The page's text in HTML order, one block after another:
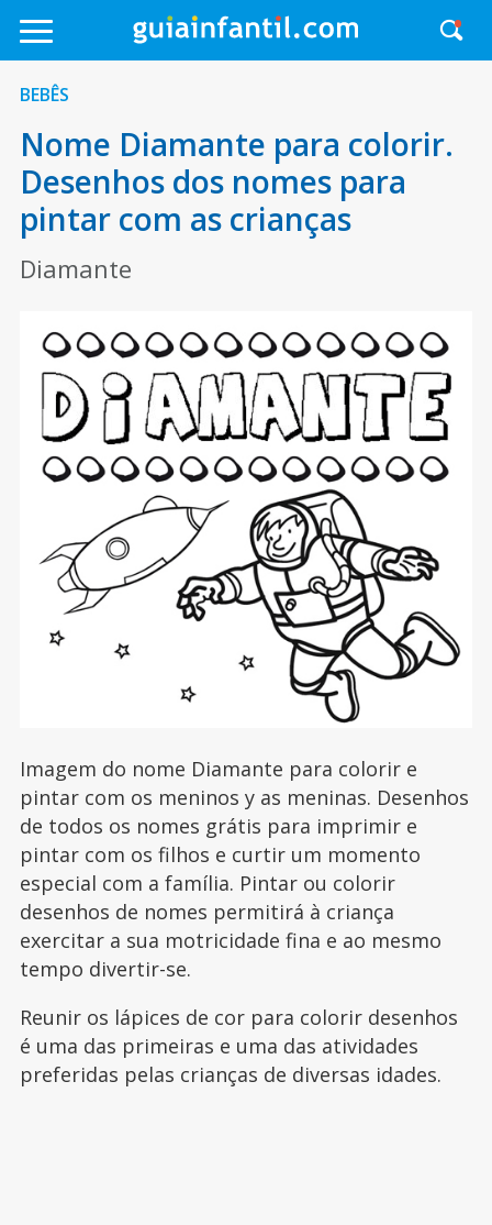
BEBÊS
Nome Diamante para colorir.
Desenhos dos nomes para
pintar com as crianças
Diamante
Imagem do nome Diamante para colorir e
pintar com os meninos y as meninas. Desenhos
de todos os nomes grátis para imprimir e
pintar com os filhos e curtir um momento
especial com a família. Pintar ou colorir
desenhos de nomes permitirá à criança
exercitar a sua motricidade fina e ao mesmo
tempo divertir-se.
Reunir os lápices de cor para colorir desenhos
é uma das primeiras e uma das atividades
preferidas pelas crianças de diversas idades.